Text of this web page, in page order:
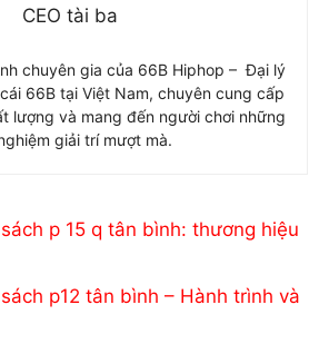
chuyên gia của 66B Hiphop – Đại lý
66B tại Việt Nam, chuyên cung cấp
lượng và mang đến người chơi những
giải trí mượt mà.
p 15 q tân bình: thương hiệu
p12 tân bình – Hành trình và